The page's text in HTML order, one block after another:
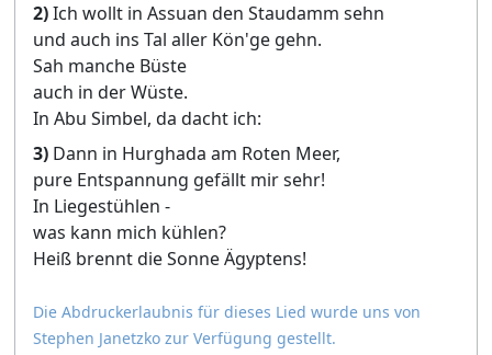
2)Ich wollt in Assuan den Staudamm sehn
und auch ins Tal aller Kön'ge gehn.
Sah manche Büste
auch in der Wüste.
In Abu Simbel, da dacht ich:
3) Dann in Hurghada am Roten Meer,
pure Entspannung gefällt mir sehr!
In Liegestühlen -
was kann mich kühlen?
Heiß brennt die Sonne Ägyptens!
Die Abdruckerlaubnis für dieses Lied wurde uns von
Stephen Janetzko zur Verfügung gestellt.